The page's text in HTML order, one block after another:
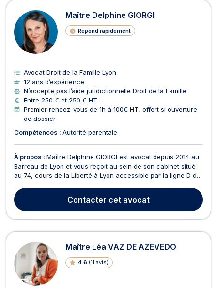
Maître Delphine GIORGI
Répond rapidement
Avocat Droit de la Famille Lyon
12 ans d’expérience
N’accepte pas l’aide juridictionnelle Droit de la Famille
Entre 250 € et 250 € HT
Premier rendez-vous de 1h à 100€ HT, offert si ouverture
de dossier
Compétences : Autorité parentale
À propos : Maître Delphine GIORGI est avocat depuis 2014 au
Barreau de Lyon et vous reçoit au sein de son cabinet situé
au 74, cours de la Liberté à Lyon accessible par la ligne D du
droit du travail pour des affaires de licenciements, de
harcèlements, d'heures supplémenta...
Contacter cet avocat
Maître Léa VAZ DE AZEVEDO
4.6 (11 avis)